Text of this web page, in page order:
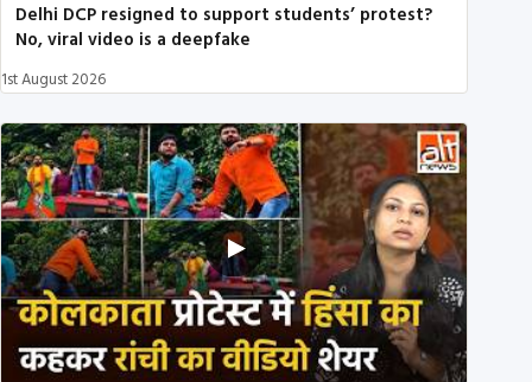
Delhi DCP resigned to support students’ protest?
No, viral video is a deepfake
1st August 2026